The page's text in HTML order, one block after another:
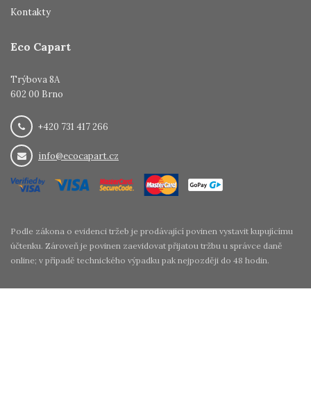
Kontakty
Eco Capart
Trýbova 8A
602 00 Brno
+420 731 417 266
info@ecocapart.cz
Podle zákona o evidenci tržeb je prodávající povinen vystavit kupujícímu
účtenku. Zároveň je povinen zaevidovat přijatou tržbu u správce daně
online; v případě technického výpadku pak nejpozději do 48 hodin.